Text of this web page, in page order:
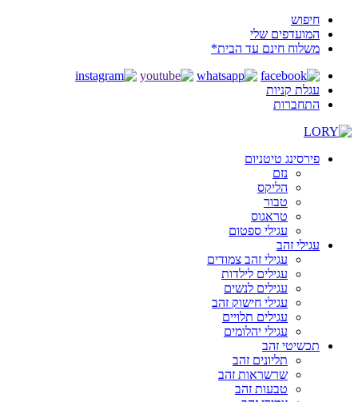
חיפוש
המועדפים שלי
משלוח חינם עד הבית*
עגלת קניות
התחברות
פירסינג טיטניום
נזם
הליקס
טבור
טראגוס
עגילי ספטום
עגילי זהב
עגילי זהב צמודים
עגילים לילדות
עגילים לנשים
עגילי חישוק זהב
עגילים תלויים
עגילי יהלומים
תכשיטי זהב
תליונים זהב
שרשראות זהב
טבעות זהב